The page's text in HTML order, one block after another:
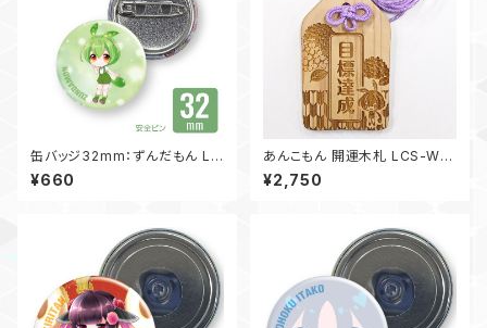
缶バッジ32mm：ずんだもん LC
S-KB-AP32ZM03
¥660
あんこもん 開運木札 LCS-WT
-AK01
¥2,750